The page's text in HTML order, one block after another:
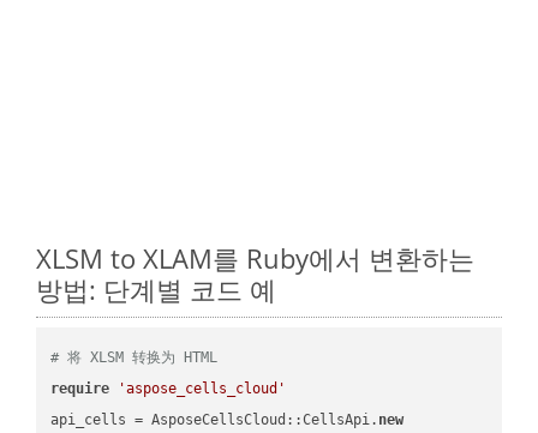
XLSM to XLAM를 Ruby에서 변환하는
방법: 단계별 코드 예
# 将 XLSM 转换为 HTML
require
'aspose_cells_cloud'
api_cells = AsposeCellsCloud::CellsApi. new